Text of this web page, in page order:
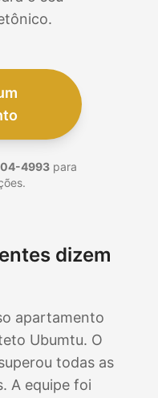
4993 para
dizem
apartamento
Ubumtu. O
todas as
A equipe foi